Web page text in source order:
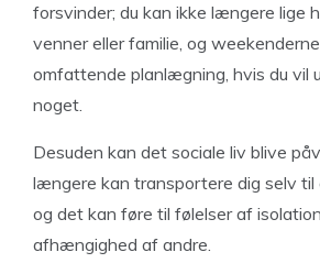
forsvinder; du kan ikke længere lige
venner eller familie, og
omfattende planlægning, hvis du vil
noget.
Desuden kan det sociale liv blive
længere kan transportere dig selv til
og det kan føre til følelser af
afhængighed af andre.